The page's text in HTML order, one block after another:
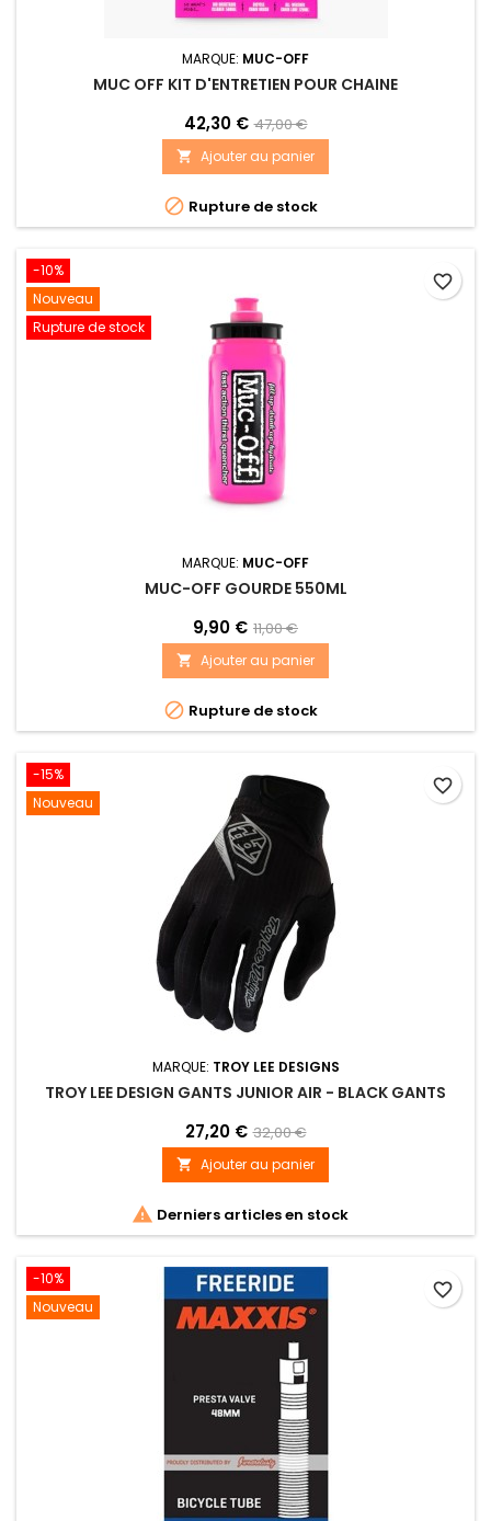
MARQUE: MUC-OFF
MUC OFF KIT D'ENTRETIEN POUR CHAINE
42,30 € 47,00 €
 Ajouter au panier
 Rupture de stock
-10%
Nouveau
Rupture de stock
MARQUE: MUC-OFF
MUC-OFF GOURDE 550ML
9,90 € 11,00 €
 Ajouter au panier
 Rupture de stock
favorite_border
-15%
Nouveau
MARQUE: TROY LEE DESIGNS
TROY LEE DESIGN GANTS JUNIOR AIR - BLACK GANTS
27,20 € 32,00 €
 Ajouter au panier
 Derniers articles en stock
favorite_border
-10%
Nouveau
favorite_border